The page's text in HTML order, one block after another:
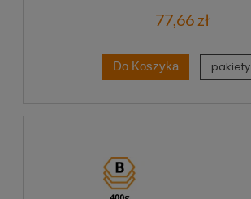
77,66 zł
Do Koszyka pakiety